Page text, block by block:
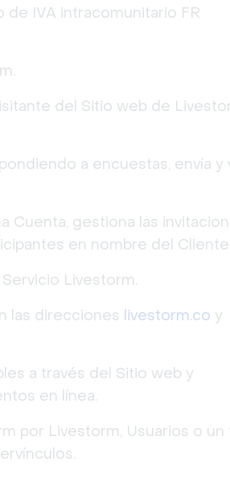
de IVA intracomunitario FR
del Sitio web de
a encuestas, envía y
Cuenta, gestiona las
en nombre del Cliente.
Livestorm.
las direcciones livestorm.co y
a través del Sitio web y
en línea.
por Livestorm, Usuarios o